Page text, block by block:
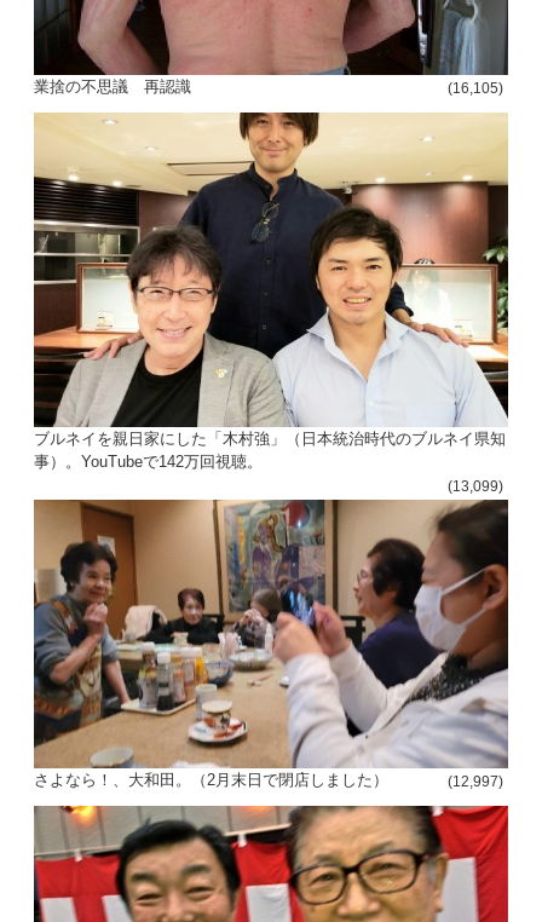
業捨の不思議 再認識 (16,105)
ブルネイを親日家にした「木村強」（日本統治時代のブルネイ県知
事）。YouTubeで142万回視聴。
(13,099)
さよなら！、大和田。（2月末日で閉店しました） (12,997)